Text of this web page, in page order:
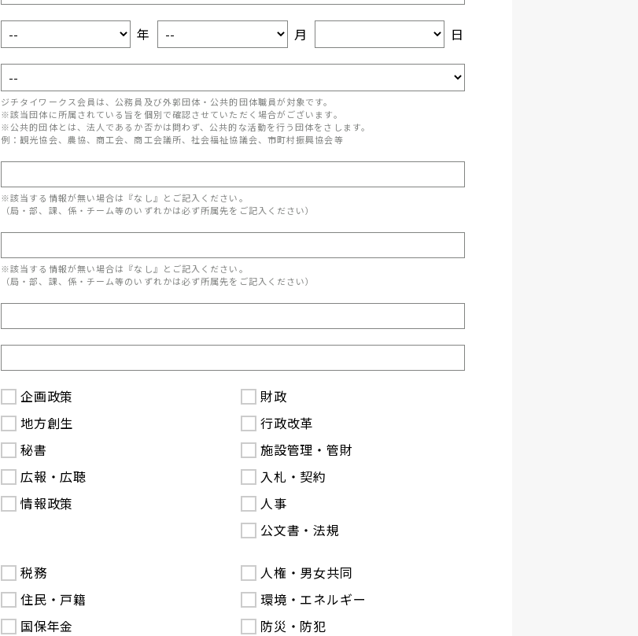
年 月 日
ジチタイワークス会員は、公務員及び外郭団体・公共的団体職員が対象です。
※該当団体に所属されている旨を個別で確認させていただく場合がございます。
※公共的団体とは、法人であるか否かは問わず、公共的な活動を行う団体をさします。
例：観光協会、農協、商工会、商工会議所、社会福祉協議会、市町村振興協会等
※該当する情報が無い場合は『なし』とご記入ください。
（局・部、課、係・チーム等のいずれかは必ず所属先をご記入ください）
※該当する情報が無い場合は『なし』とご記入ください。
（局・部、課、係・チーム等のいずれかは必ず所属先をご記入ください）
企画政策
地方創生
秘書
広報・広聴
情報政策
財政
行政改革
施設管理・管財
入札・契約
人事
公文書・法規
税務
住民・戸籍
国保年金
人権・男女共同
環境・エネルギー
防災・防犯